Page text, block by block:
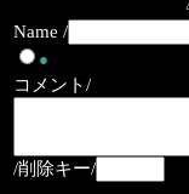
Name /
●
コメント/
/削除キー/